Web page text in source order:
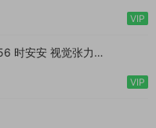
VIP
时安安 视觉张力
VIP